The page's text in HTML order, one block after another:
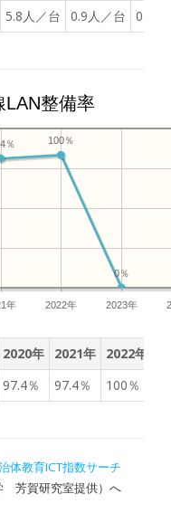
5.8人／台 0.9人／台 0.8人
LAN整備率
年 2022年 2023年
0％
100％
％
2020年 2021年 2022年
97.4％ 97.4％ 100％
体教育ICT指数サーチ
芳賀研究室提供）へ